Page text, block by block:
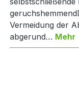
Vermeidung der
abgerund… Mehr